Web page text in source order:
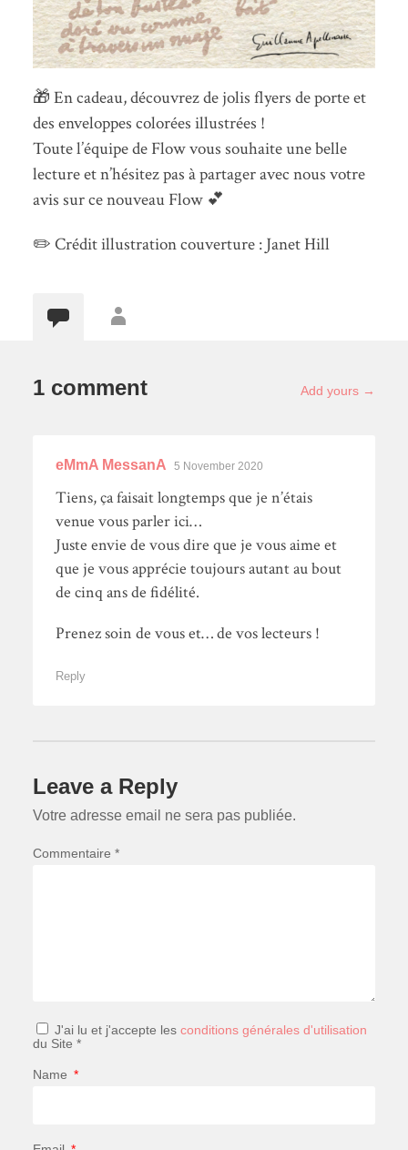
🎁 En cadeau, découvrez de jolis flyers de porte et
des enveloppes colorées illustrées !
Toute l’équipe de Flow vous souhaite une belle
lecture et n’hésitez pas à partager avec nous votre
avis sur ce nouveau Flow 💕
✏️ Crédit illustration couverture : Janet Hill
1 comment Add yours →
eMmA MessanA 5 November 2020
Tiens, ça faisait longtemps que je n’étais
venue vous parler ici…
Juste envie de vous dire que je vous aime et
que je vous apprécie toujours autant au bout
de cinq ans de fidélité.
Prenez soin de vous et… de vos lecteurs !
Reply
Leave a Reply
Votre adresse email ne sera pas publiée.
Commentaire *
J'ai lu et j'accepte les conditions générales d'utilisation
du Site *
Name *